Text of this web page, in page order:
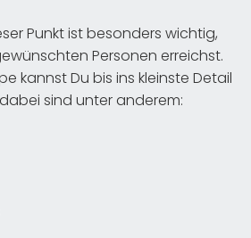
Punkt ist besonders wichtig,
Personen erreichst.
kannst Du bis ins kleinste Detail
sind unter anderem: